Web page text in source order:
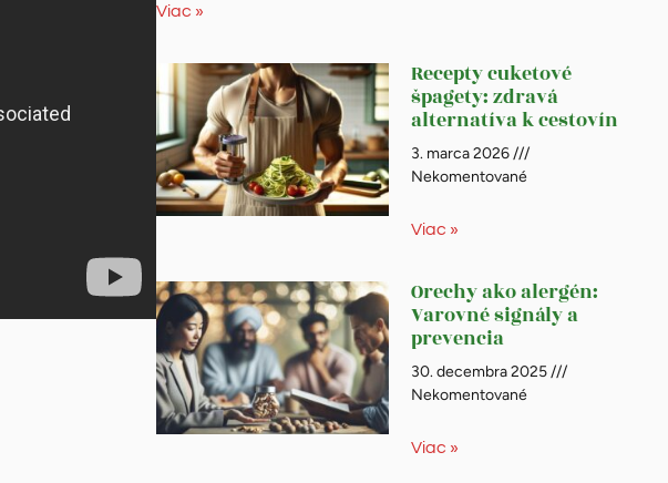
Viac »
Recepty cuketové
špagety: zdravá
alternatíva k cestovín
3. marca 2026
Nekomentované
Viac »
Orechy ako alergén:
Varovné signály a
prevencia
30. decembra 2025
Nekomentované
Viac »